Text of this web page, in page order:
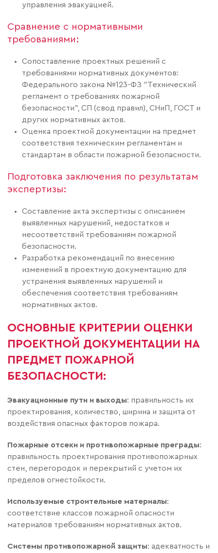
управления эвакуацией.
Сравнение с нормативными
требованиями:
Сопоставление проектных решений с
требованиями нормативных документов:
Федерального закона №123-ФЗ "Технический
регламент о требованиях пожарной
безопасности", СП (свод правил), СНиП, ГОСТ и
других нормативных актов.
Оценка проектной документации на предмет
соответствия техническим регламентам и
стандартам в области пожарной безопасности.
Подготовка заключения по результатам
экспертизы:
Составление акта экспертизы с описанием
выявленных нарушений, недостатков и
несоответствий требованиям пожарной
безопасности.
Разработка рекомендаций по внесению
изменений в проектную документацию для
устранения выявленных нарушений и
обеспечения соответствия требованиям
нормативных актов.
ОСНОВНЫЕ КРИТЕРИИ ОЦЕНКИ
ПРОЕКТНОЙ ДОКУМЕНТАЦИИ НА
ПРЕДМЕТ ПОЖАРНОЙ
БЕЗОПАСНОСТИ:
Эвакуационные пути и выходы: правильность их
проектирования, количество, ширина и защита от
воздействия опасных факторов пожара.
Пожарные отсеки и противопожарные преграды:
правильность проектирования противопожарных
стен, перегородок и перекрытий с учетом их
пределов огнестойкости.
Используемые строительные материалы:
соответствие классов пожарной опасности
материалов требованиям нормативных актов.
Системы противопожарной защиты: адекватность и